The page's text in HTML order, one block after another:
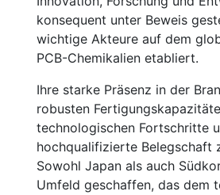
konsequent unter Beweis
wichtige Akteure auf dem
PCB-Chemikalien etabliert.
Ihre starke Präsenz in der
robusten
technologischen Fortschritte
hochqualifizierte Belegschaft
Sowohl Japan als auch
Umfeld geschaffen, das dem